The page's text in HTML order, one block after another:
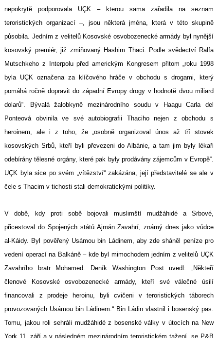
nepokrytě podporovala UÇK – kterou sama zařadila na seznam
teroristických organizací –, jsou některá jména, která v této skupině
působila. Jedním z velitelů Kosovské osvobozenecké armády byl nynější
kosovský premiér, již zmiňovaný Hashim Thaci. Podle svědectví Ralfa
Mutschkeho z Interpolu před americkým Kongresem přitom „roku 1998
byla UÇK označena za klíčového hráče v obchodu s drogami, který
pomáhá ročně dopravit do západní Evropy drogy v hodnotě dvou miliard
dolarů“. Bývalá žalobkyně mezinárodního soudu v Haagu Carla del
Ponteová obvinila ve své autobiografii Thaciho nejen z obchodu s
heroinem, ale i z toho, že „osobně organizoval únos až tří stovek
kosovských Srbů, kteří byli převezeni do Albánie, a tam jim byly lékaři
odebírány tělesné orgány, které pak byly prodávány zájemcům v Evropě“.
UÇK byla sice po svém „vítězství“ zakázána, její představitelé se ale v
čele s Thacim v tichosti stali demokratickými politiky.
V době, kdy proti sobě bojovali muslimští mudžáhidé a Srbové,
přicestoval do Spojených států Ajmán Zavahrí, známý dnes jako vůdce
al-Káidy. Byl pověřený Usámou bin Ládinem, aby zde sháněl peníze pro
vedení operací na Balkáně – kde byl mimochodem jedním z velitelů UÇK
Zavahrího bratr Mohamed. Deník Washington Post uvedl: „Někteří
členové Kosovské osvobozenecké armády, kteří své válečné úsilí
financovali z prodeje heroinu, byli cvičeni v teroristických táborech
provozovaných Usámou bin Ládinem.“ Bin Ládin vlastnil i bosenský pas.
Tomu, jakou roli sehráli mudžáhidé z bosenské války v útocích na New
York 11. září a v následném mezinárodním teroristickém tažení, se P&B